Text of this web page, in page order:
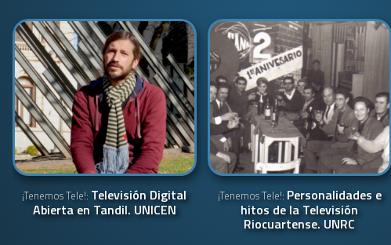
¡Tenemos Tele!: Televisión Digital
Abierta en Tandil. UNICEN
¡Tenemos Tele!: Personalidades e
hitos de la Televisión
Riocuartense. UNRC